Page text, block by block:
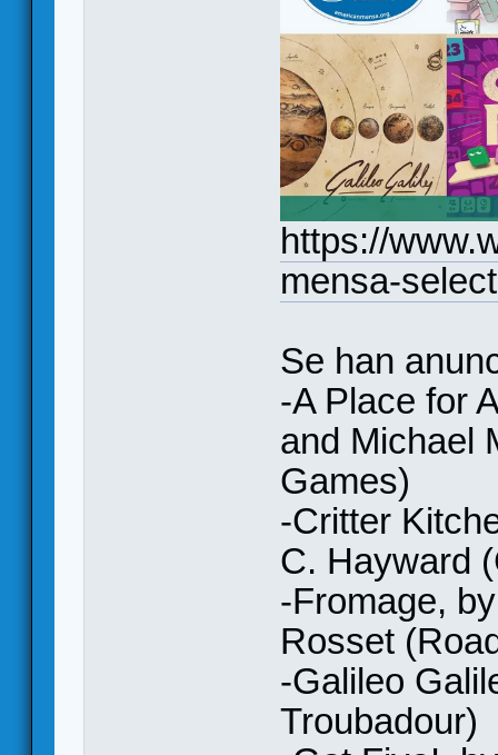
https://
mensa-
Se han
-A Place for
and Michael
Games)
-Critter
C. Hayward
-Fromage,
Rosset
-Galileo
Troubadour)